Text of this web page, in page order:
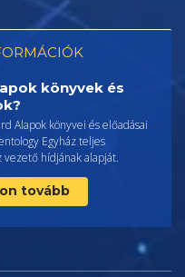
könyvek és
Alapok könyvei és előadásai
Egyház teljes
vezető hídjának alapját.
tovább